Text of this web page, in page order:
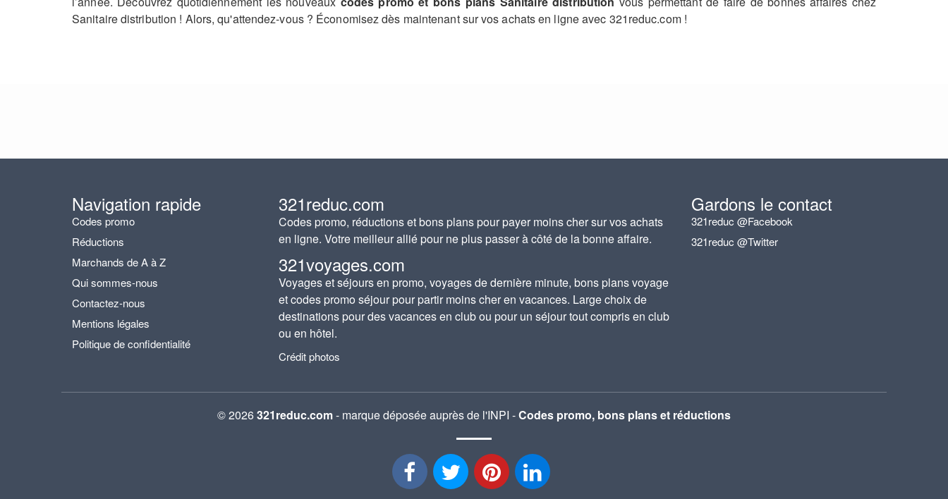
Sanitaire distribution ! Alors, qu'attendez-vous ? Économisez dès maintenant sur vos achats en ligne avec 321reduc.com !
Navigation rapide
Codes promo
Réductions
Marchands de A à Z
Qui sommes-nous
Contactez-nous
Mentions légales
Politique de confidentialité
321reduc.com
Codes promo, réductions et bons plans pour payer moins cher sur vos achats
en ligne. Votre meilleur allié pour ne plus passer à côté de la bonne affaire.
321voyages.com
Voyages et séjours en promo, voyages de dernière minute, bons plans voyage
et codes promo séjour pour partir moins cher en vacances. Large choix de
destinations pour des vacances en club ou pour un séjour tout compris en club
ou en hôtel.
Crédit photos
Gardons le contact
321reduc @Facebook
321reduc @Twitter
© 2026321reduc.com- marque déposée auprès de l'INPI -Codes promo, bons plans et réductions